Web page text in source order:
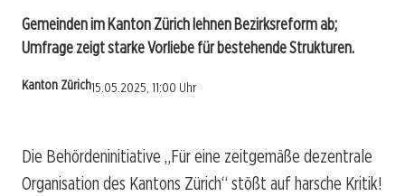
Gemeinden im Kanton Zürich lehnen Bezirksreform ab;
Umfrage zeigt starke Vorliebe für bestehende Strukturen.
Kanton Zürich15.05.2025, 11:00 Uhr
Die Behördeninitiative „Für eine zeitgemäße dezentrale
Organisation des Kantons Zürich“ stößt auf harsche Kritik!